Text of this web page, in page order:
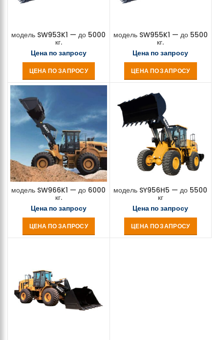
модель SW953K1 — до 5000
кг.
Цена по запросу
ЦЕНА ПО ЗАПРОСУ
модель SW955K1 — до 5500
кг.
Цена по запросу
ЦЕНА ПО ЗАПРОСУ
модель SW966K1 — до 6000
кг.
Цена по запросу
ЦЕНА ПО ЗАПРОСУ
модель SY956H5 — до 5500
кг
Цена по запросу
ЦЕНА ПО ЗАПРОСУ